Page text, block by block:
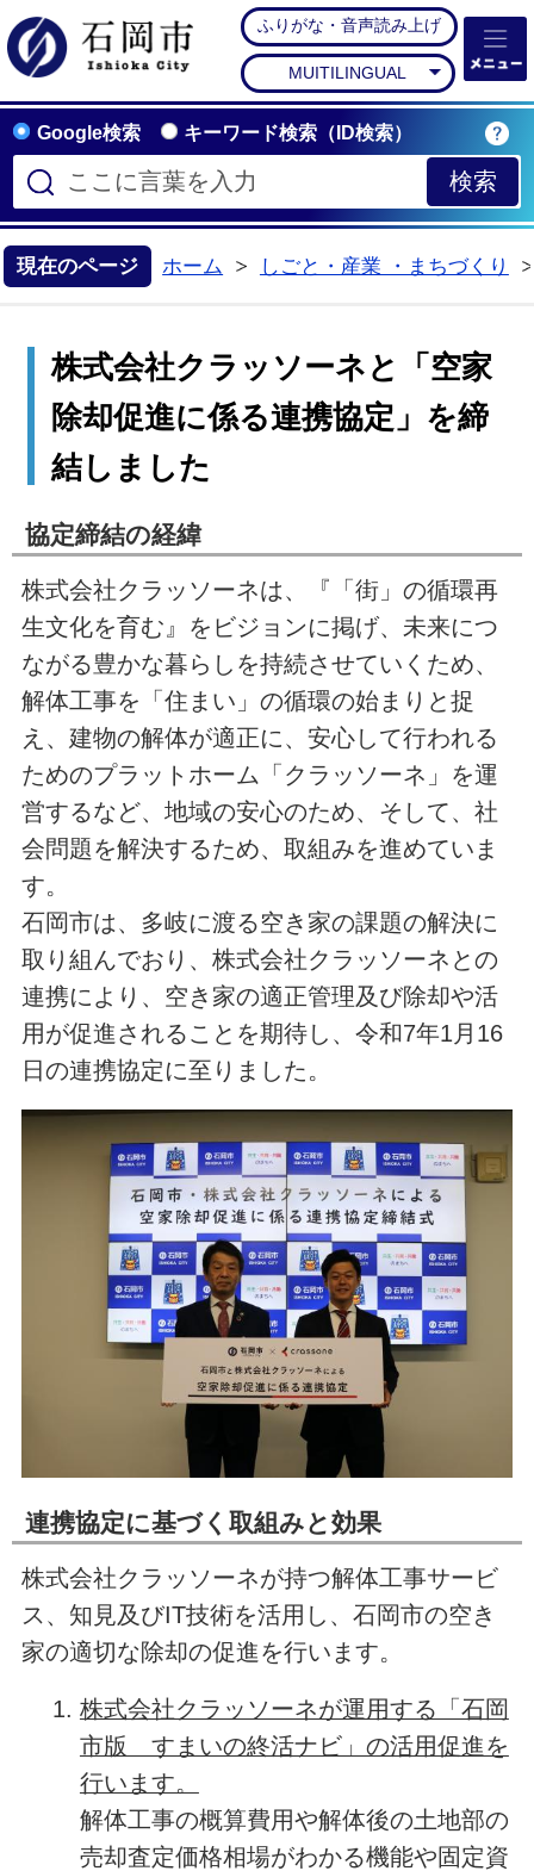
石岡市公式ホームペー
ふりがな・音声読み上げ
MUITILINGUAL
Google検索 キーワード検索（ID検索）
現在のページ ホーム
しごと・産業 ・まちづくり
株式会社クラッソーネと「空家
除却促進に係る連携協定」を締
結しました
協定締結の経緯
株式会社クラッソーネは、『「街」の循環再
生文化を育む』をビジョンに掲げ、未来につ
ながる豊かな暮らしを持続させていくため、
解体工事を「住まい」の循環の始まりと捉
え、建物の解体が適正に、安心して行われる
ためのプラットホーム「クラッソーネ」を運
営するなど、地域の安心のため、そして、社
会問題を解決するため、取組みを進めていま
す。
石岡市は、多岐に渡る空き家の課題の解決に
取り組んでおり、株式会社クラッソーネとの
連携により、空き家の適正管理及び除却や活
用が促進されることを期待し、令和7年1月16
日の連携協定に至りました。
連携協定に基づく取組みと効果
株式会社クラッソーネが持つ解体工事サービ
ス、知見及びIT技術を活用し、石岡市の空き
家の適切な除却の促進を行います。
株式会社クラッソーネが運用する「石岡
市版 すまいの終活ナビ」の活用促進を
行います。
解体工事の概算費用や解体後の土地部の
売却査定価格相場がわかる機能や固定資